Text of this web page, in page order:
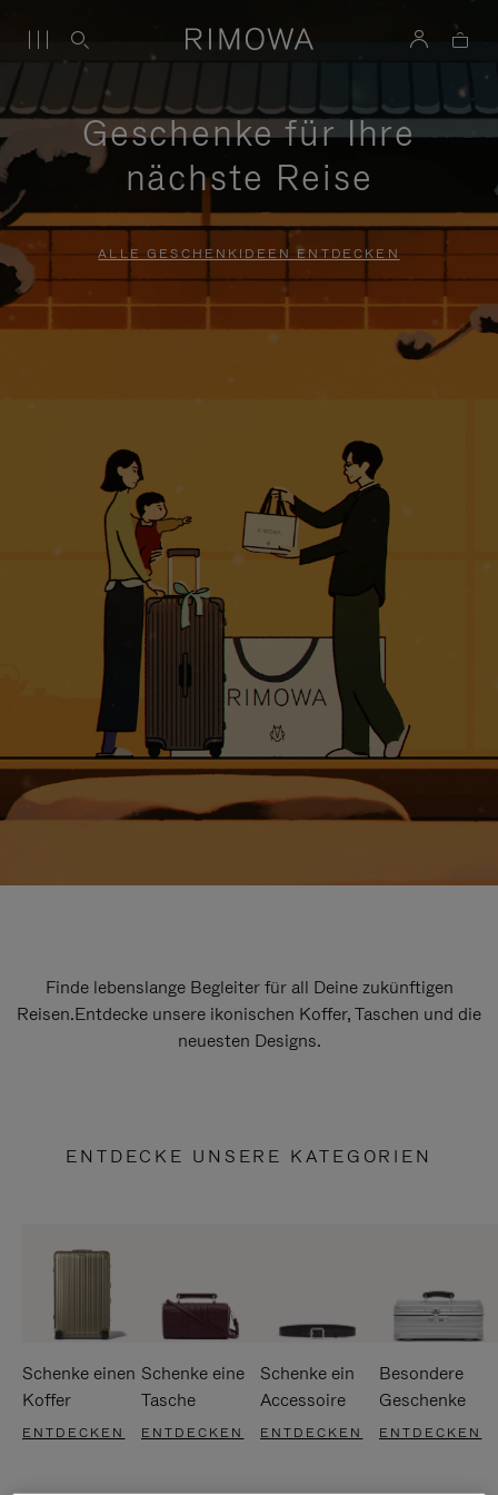
Geschenke für Ihre
nächste Reise
ALLE GESCHENKIDEEN ENTDECKEN
Finde lebenslange Begleiter für all Deine zukünftigen
Reisen.Entdecke unsere ikonischen Koffer, Taschen und die
neuesten Designs.
ENTDECKE UNSERE KATEGORIEN
Schenke einen
Koffer
ENTDECKEN
Schenke eine
Tasche
ENTDECKEN
Schenke ein
Accessoire
ENTDECKEN
Besondere
Geschenke
ENTDECKEN